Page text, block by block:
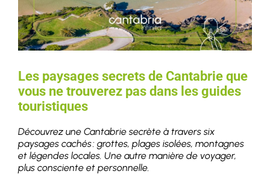
Les paysages secrets de Cantabrie que
vous ne trouverez pas dans les guides
touristiques
Découvrez une Cantabrie secrète à travers six
paysages cachés : grottes, plages isolées, montagnes
et légendes locales. Une autre manière de voyager,
plus consciente et personnelle.